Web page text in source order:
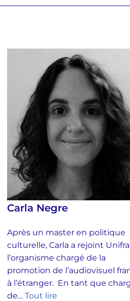
Carla Negre
Après un master en politique
culturelle, Carla a rejoint
l’organisme chargé de la
promotion de l’audiovisuel
à l’étranger. En tant que
de… Tout lire